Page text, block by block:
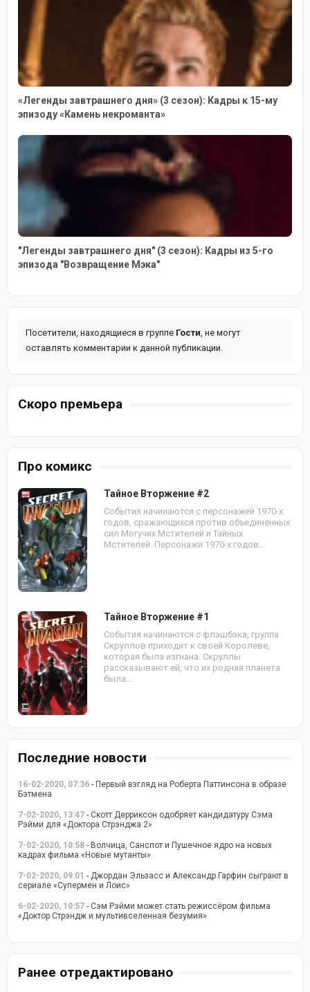
«Легенды завтрашнего дня» (3 сезон): Кадры к 15-му
эпизоду «Камень некроманта»
"Легенды завтрашнего дня" (3 сезон): Кадры из 5-го
эпизода "Возвращение Мэка"
Посетители, находящиеся в группе Гости, не могут
оставлять комментарии к данной публикации.
Скоро премьера
Про комикс
Тайное Вторжение #2
События начинаются с персонажей 1970-х
годов, сражающихся против объединенных
сил Могучих Мстителей и Тайных
Мстителей. Персонажи 1970-х годов...
Тайное Вторжение #1
События начинаются с флэшбэка, группа
Скруллов приходит к своей Королеве,
которая была изгнана. Скруллы
рассказывают ей, что их родная планета
была...
Последние новости
16-02-2020, 07:36 - Первый взгляд на Роберта Паттинсона в образе
Бэтмена
7-02-2020, 13:47 - Скотт Дерриксон одобряет кандидатуру Сэма
Рэйми для «Доктора Стрэнджа 2»
7-02-2020, 10:58 - Волчица, Санспот и Пушечное ядро на новых
кадрах фильма «Новые мутанты»
7-02-2020, 09:01 - Джордан Эльзасс и Александр Гарфин сыграют в
сериале «Супермен и Лоис»
6-02-2020, 10:57 - Сэм Рэйми может стать режиссёром фильма
«Доктор Стрэндж и мультивселенная безумия»
Ранее отредактировано